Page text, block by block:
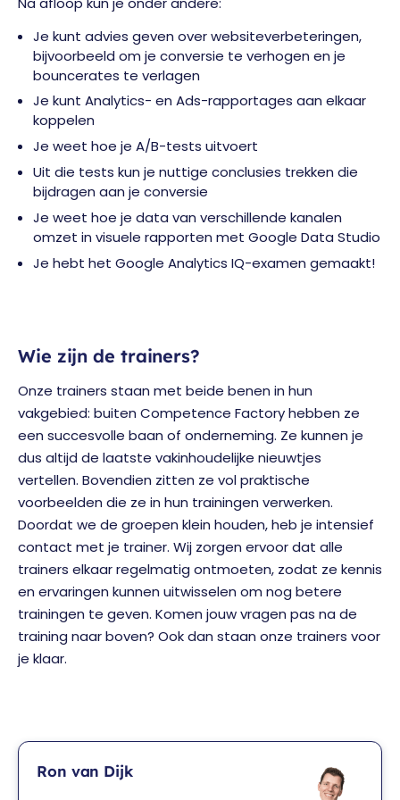
Je kunt advies geven over websiteverbeteringen,
bijvoorbeeld om je conversie te verhogen en je
bouncerates te verlagen
Je kunt Analytics- en Ads-rapportages aan elkaar
koppelen
Je weet hoe je A/B-tests uitvoert
Uit die tests kun je nuttige conclusies trekken die
bijdragen aan je conversie
Je weet hoe je data van verschillende kanalen
omzet in visuele rapporten met Google Data Studio
Je hebt het Google Analytics IQ-examen gemaakt!
Wie zijn de trainers?
Onze trainers staan met beide benen in hun
vakgebied: buiten Competence Factory hebben ze
een succesvolle baan of onderneming. Ze kunnen je
dus altijd de laatste vakinhoudelijke nieuwtjes
vertellen. Bovendien zitten ze vol praktische
voorbeelden die ze in hun trainingen verwerken.
Doordat we de groepen klein houden, heb je intensief
contact met je trainer. Wij zorgen ervoor dat alle
trainers elkaar regelmatig ontmoeten, zodat ze kennis
en ervaringen kunnen uitwisselen om nog betere
trainingen te geven. Komen jouw vragen pas na de
training naar boven? Ook dan staan onze trainers voor
je klaar.
Ron van Dijk